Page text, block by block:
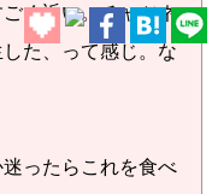
く近い。チャツネ
た、って感じ。な
ったらこれを食べ